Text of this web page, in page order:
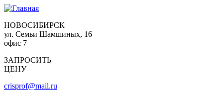
НОВОСИБИРСК
ул. Семьи Шамшиных, 16
офис 7
ЗАПРОСИТЬ
ЦЕНУ
crisprof@mail.ru